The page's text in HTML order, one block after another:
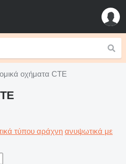
οχήματα CTE
τύπου αράχνη ανυψωτικά με